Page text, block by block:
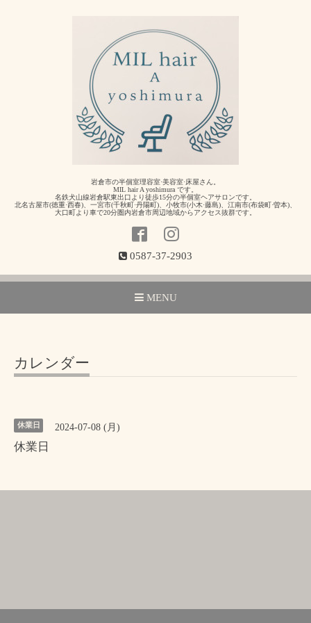
岩倉市の半個室理容室·美容室·床屋さん。
MIL hair A yoshimura です。
名鉄犬山線岩倉駅東出口より徒歩15分の半個室ヘアサロンです。
北名古屋市(徳重·西春)、一宮市(千秋町·丹陽町)、小牧市(小木·藤島)、江南市(布袋町·曽本)、
大口町より車で20分圏内岩倉市周辺地域からアクセス抜群です。
0587-37-2903
MENU
カレンダー
休業日 2024-07-08 (月)
休業日